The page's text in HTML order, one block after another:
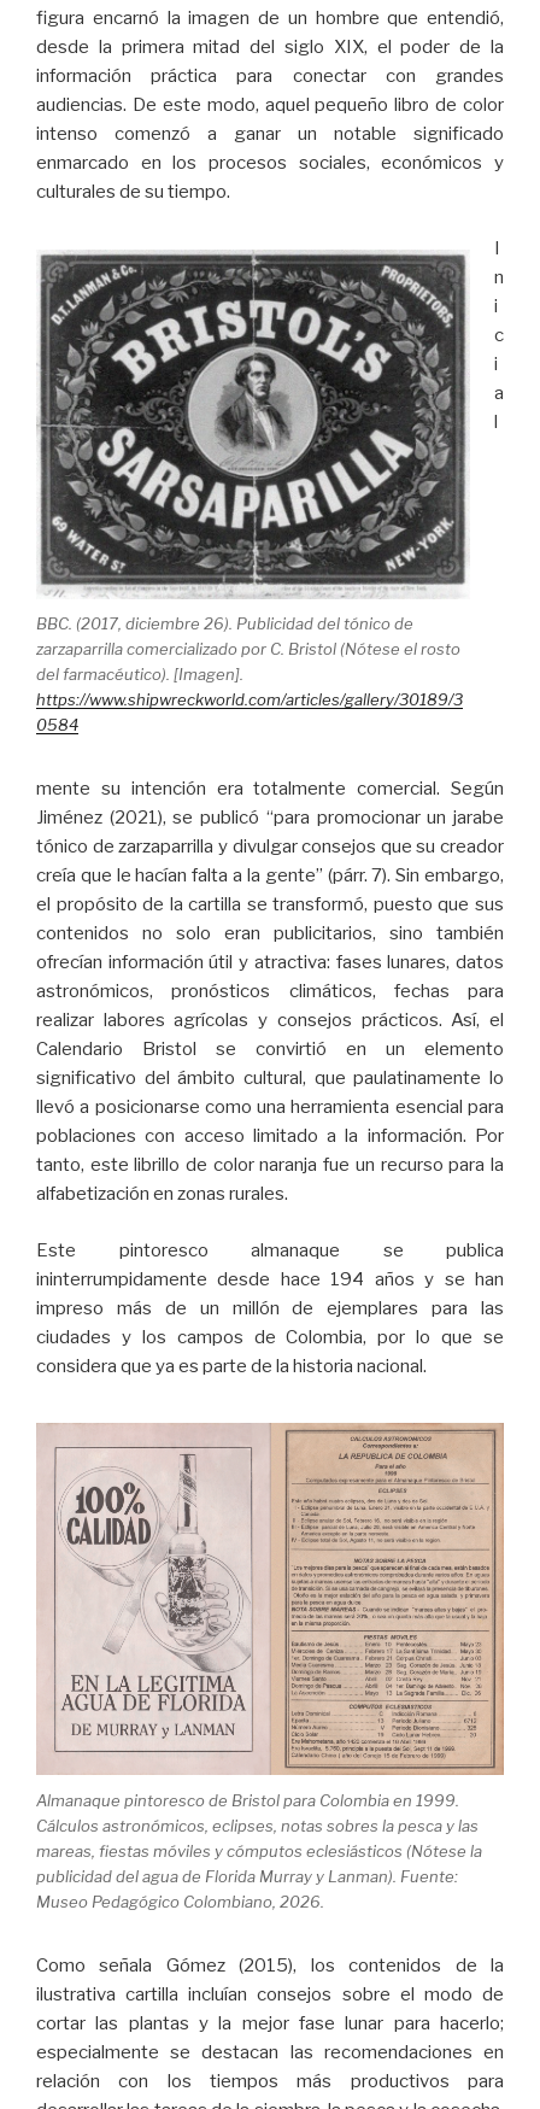
figura encarnó la imagen de un hombre que entendió,
desde la primera mitad del siglo XIX, el poder de la
información práctica para conectar con grandes
audiencias. De este modo, aquel pequeño libro de color
intenso comenzó a ganar un notable significado
enmarcado en los procesos sociales, económicos y
culturales de su tiempo.
BBC. (2017, diciembre 26). Publicidad del tónico de
zarzaparrilla comercializado por C. Bristol (Nótese el rosto
del farmacéutico). [Imagen].
https://www.shipwreckworld.com/articles/gallery/30189/3
0584
I
n
i
c
i
a
l
mente su intención era totalmente comercial. Según
Jiménez (2021), se publicó “para promocionar un jarabe
tónico de zarzaparrilla y divulgar consejos que su creador
creía que le hacían falta a la gente” (párr. 7). Sin embargo,
el propósito de la cartilla se transformó, puesto que sus
contenidos no solo eran publicitarios, sino también
ofrecían información útil y atractiva: fases lunares, datos
astronómicos, pronósticos climáticos, fechas para
realizar labores agrícolas y consejos prácticos. Así, el
Calendario Bristol se convirtió en un elemento
significativo del ámbito cultural, que paulatinamente lo
llevó a posicionarse como una herramienta esencial para
poblaciones con acceso limitado a la información. Por
tanto, este librillo de color naranja fue un recurso para la
alfabetización en zonas rurales.
Este pintoresco almanaque se publica
ininterrumpidamente desde hace 194 años y se han
impreso más de un millón de ejemplares para las
ciudades y los campos de Colombia, por lo que se
considera que ya es parte de la historia nacional.
Almanaque pintoresco de Bristol para Colombia en 1999.
Cálculos astronómicos, eclipses, notas sobres la pesca y las
mareas, fiestas móviles y cómputos eclesiásticos (Nótese la
publicidad del agua de Florida Murray y Lanman). Fuente:
Museo Pedagógico Colombiano, 2026.
Como señala Gómez (2015), los contenidos de la
ilustrativa cartilla incluían consejos sobre el modo de
cortar las plantas y la mejor fase lunar para hacerlo;
especialmente se destacan las recomendaciones en
relación con los tiempos más productivos para